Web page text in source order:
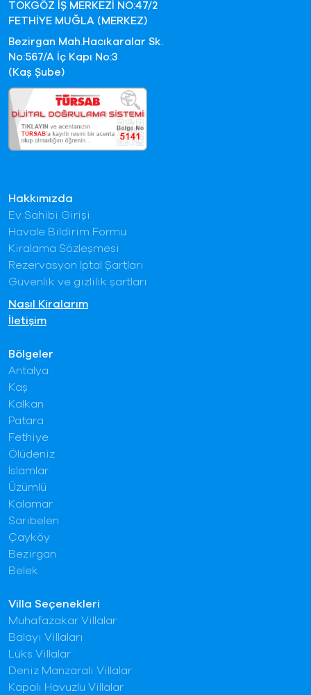
Villa Seçenekleri
Muhafazakar Villalar
Balayı Villaları
Lüks Villalar
Deniz Manzaralı Villalar
Kapalı Havuzlu Villalar
Bölgeler
Antalya
Kaş
Kalkan
Patara
Fethiye
Ölüdeniz
İslamlar
Üzümlü
Kalamar
Sarıbelen
Çayköy
Bezirgan
Belek
Hakkımızda
Ev Sahibi Girişi
Havale Bildirim Formu
Kiralama Sözleşmesi
Rezervasyon İptal Şartları
Güvenlik ve gizlilik şartları
Nasıl Kiralarım
İletişim
TOKGÖZ İŞ MERKEZİ NO:47/2
FETHİYE MUĞLA (MERKEZ)
Bezirgan Mah.Hacıkaralar Sk.
No:567/A İç Kapı No:3
(Kaş Şube)